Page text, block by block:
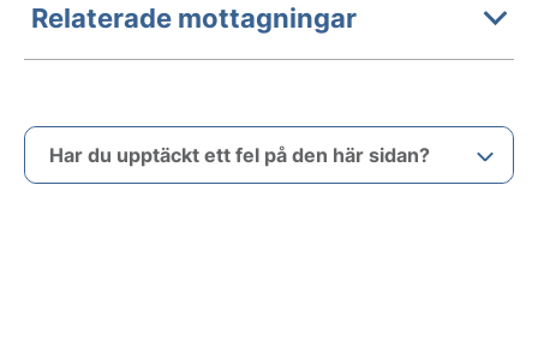
Relaterade mottagningar
Har du upptäckt ett fel på den här sidan?